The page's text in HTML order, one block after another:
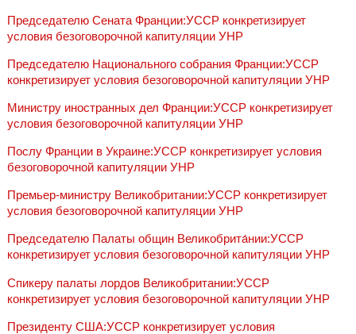
Председателю Сената Франции:УССР конкретизирует
условия безоговорочной капитуляции УНР
Председателю Национального собрания Франции:УССР
конкретизирует условия безоговорочной капитуляции УНР
Министру иностранных дел Франции:УССР конкретизирует
условия безоговорочной капитуляции УНР
Послу Франции в Украине:УССР конкретизирует условия
безоговорочной капитуляции УНР
Премьер-министру Великобритании:УССР конкретизирует
условия безоговорочной капитуляции УНР
Председателю Палаты общин Великобрита́нии:УССР
конкретизирует условия безоговорочной капитуляции УНР
Cпикеру палаты лордов Великобритании:УССР
конкретизирует условия безоговорочной капитуляции УНР
Президенту США:УССР конкретизирует условия